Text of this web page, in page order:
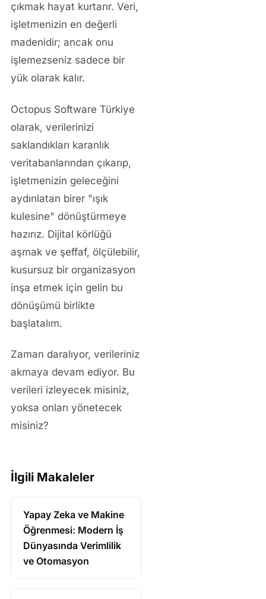
çıkmak hayat kurtarır. Veri,
işletmenizin en değerli
madenidir; ancak onu
işlemezseniz sadece bir
yük olarak kalır.
Octopus Software Türkiye
olarak, verilerinizi
saklandıkları karanlık
veritabanlarından çıkarıp,
işletmenizin geleceğini
aydınlatan birer "ışık
kulesine" dönüştürmeye
hazırız. Dijital körlüğü
aşmak ve şeffaf, ölçülebilir,
kusursuz bir organizasyon
inşa etmek için gelin bu
dönüşümü birlikte
başlatalım.
Zaman daralıyor, verileriniz
akmaya devam ediyor. Bu
verileri izleyecek misiniz,
yoksa onları yönetecek
misiniz?
İlgili Makaleler
Yapay Zeka ve Makine
Öğrenmesi: Modern İş
Dünyasında Verimlilik
ve Otomasyon